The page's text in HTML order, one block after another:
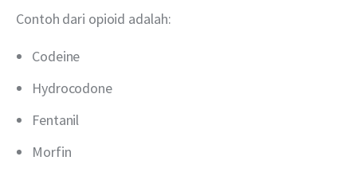
Contoh dari opioid adalah:
Codeine
Hydrocodone
Fentanil
Morfin